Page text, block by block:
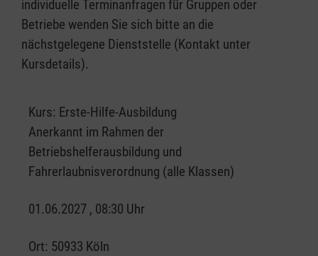
individuelle Terminanfragen für Gruppen oder
Betriebe wenden Sie sich bitte an die
nächstgelegene Dienststelle (Kontakt unter
Kursdetails).
Kurs: Erste-Hilfe-Ausbildung
Anerkannt im Rahmen der
Betriebshelferausbildung und
Fahrerlaubnisverordnung (alle Klassen)
01.06.2027 , 08:30 Uhr
Ort: 50933 Köln